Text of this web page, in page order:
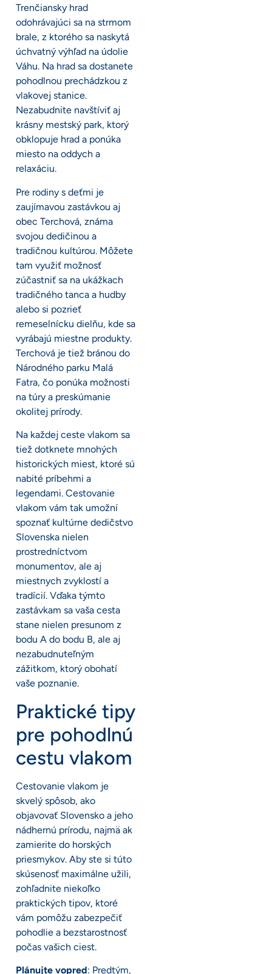
Trenčiansky hrad
odohrávajúci sa na strmom
brale, z ktorého sa naskytá
úchvatný výhľad na údolie
Váhu. Na hrad sa dostanete
pohodlnou prechádzkou z
vlakovej stanice.
Nezabudnite navštíviť aj
krásny mestský park, ktorý
obklopuje hrad a ponúka
miesto na oddych a
relaxáciu.
Pre rodiny s deťmi je
zaujímavou zastávkou aj
obec Terchová, známa
svojou dedičinou a
tradičnou kultúrou. Môžete
tam využiť možnosť
zúčastniť sa na ukážkach
tradičného tanca a hudby
alebo si pozrieť
remeselnícku dielňu, kde sa
vyrábajú miestne produkty.
Terchová je tiež bránou do
Národného parku Malá
Fatra, čo ponúka možnosti
na túry a preskúmanie
okolitej prírody.
Na každej ceste vlakom sa
tiež dotknete mnohých
historických miest, ktoré sú
nabité príbehmi a
legendami. Cestovanie
vlakom vám tak umožní
spoznať kultúrne dedičstvo
Slovenska nielen
prostredníctvom
monumentov, ale aj
miestnych zvyklostí a
tradícií. Vďaka týmto
zastávkam sa vaša cesta
stane nielen presunom z
bodu A do bodu B, ale aj
nezabudnuteľným
zážitkom, ktorý obohatí
vaše poznanie.
Praktické tipy
pre pohodlnú
cestu vlakom
Cestovanie vlakom je
skvelý spôsob, ako
objavovať Slovensko a jeho
nádhernú prírodu, najmä ak
zamierite do horských
priesmykov. Aby ste si túto
skúsenosť maximálne užili,
zohľadnite niekoľko
praktických tipov, ktoré
vám pomôžu zabezpečiť
pohodlie a bezstarostnosť
počas vašich ciest.
Plánujte vopred: Predtým,